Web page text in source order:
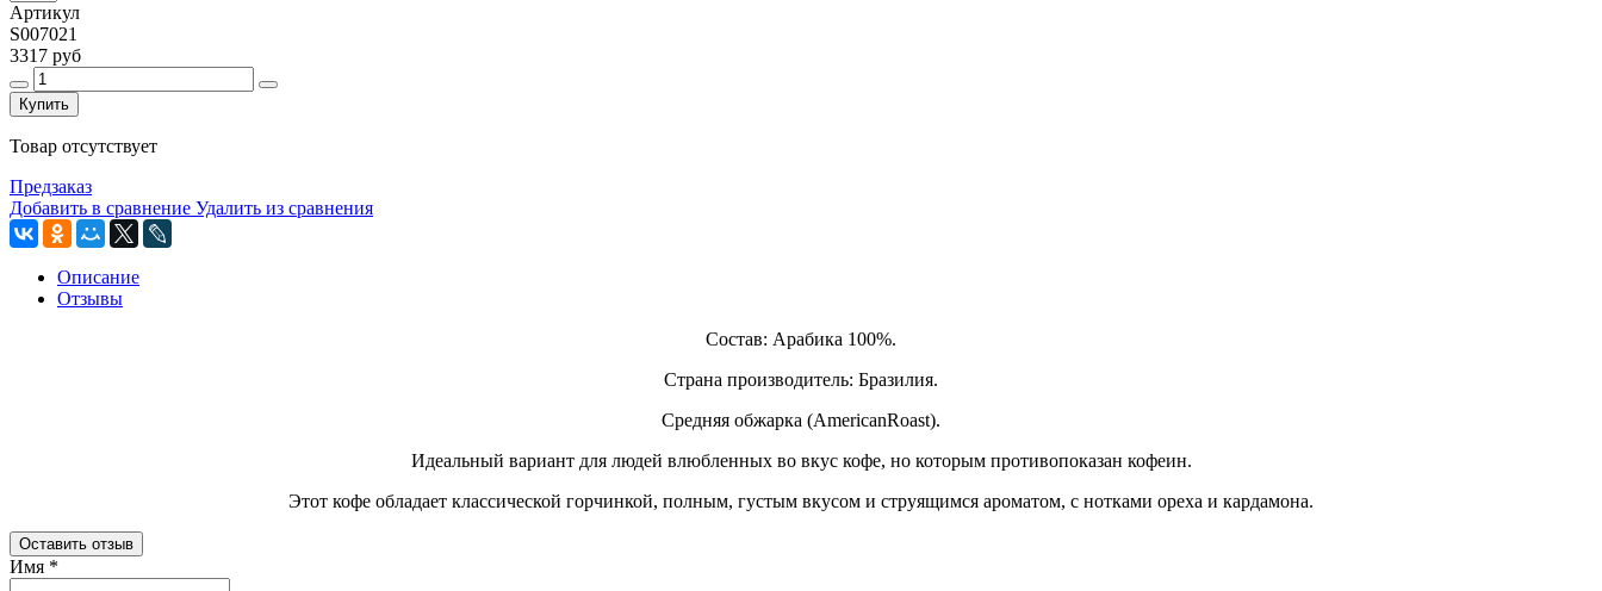
Артикул
S007021
3317 руб
Купить
Товар отсутствует
Предзаказ
Добавить в сравнение Удалить из сравнения
Описание
Отзывы
Состав: Арабика 100%.
Страна производитель: Бразилия.
Средняя обжарка (AmericanRoast).
Идеальный вариант для людей влюбленных во вкус кофе, но которым противопоказан кофеин.
Этот кофе обладает классической горчинкой, полным, густым вкусом и струящимся ароматом, с нотками ореха и кардамона.
Оставить отзыв
Имя *